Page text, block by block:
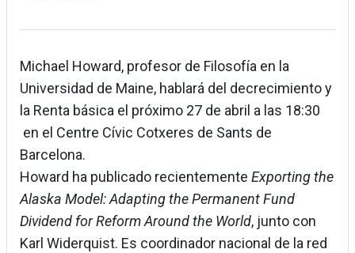
Michael Howard, profesor de Filosofía en la
Universidad de Maine, hablará del decrecimiento y
la Renta básica el próximo 27 de abril a las 18:30
en el Centre Cívic Cotxeres de Sants de
Barcelona.
Howard ha publicado recientemente Exporting the
Alaska Model: Adapting the Permanent Fund
Dividend for Reform Around the World, junto con
Karl Widerquist. Es coordinador nacional de la red